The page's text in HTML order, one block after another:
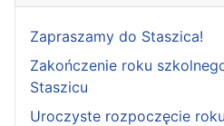
Zapraszamy do Staszica!
Zakończenie roku
Staszicu
Uroczyste rozpoczęcie